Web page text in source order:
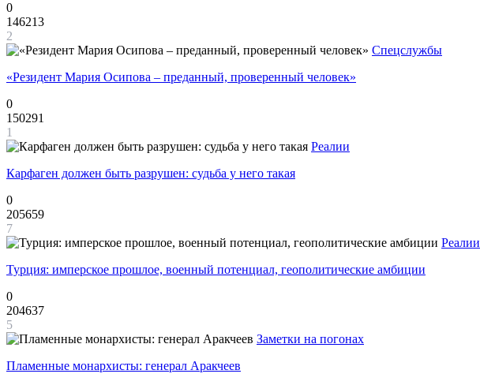
0
146213
2
Спецслужбы
«Резидент Мария Осипова – преданный, проверенный человек»
0
150291
1
Реалии
Карфаген должен быть разрушен: судьба у него такая
0
205659
7
Реалии
Турция: имперское прошлое, военный потенциал, геополитические амбиции
0
204637
5
Заметки на погонах
Пламенные монархисты: генерал Аракчеев